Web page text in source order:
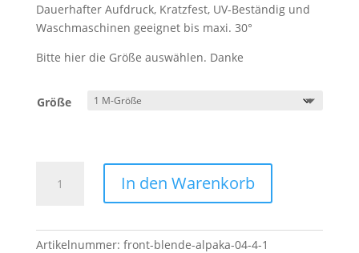
Dauerhafter Aufdruck, Kratzfest, UV-Beständig und
Waschmaschinen geeignet bis maxi. 30°
Bitte hier die Größe auswählen. Danke
Größe
Blende
Menge
In den Warenkorb
Artikelnummer: front-blende-alpaka-04-4-1